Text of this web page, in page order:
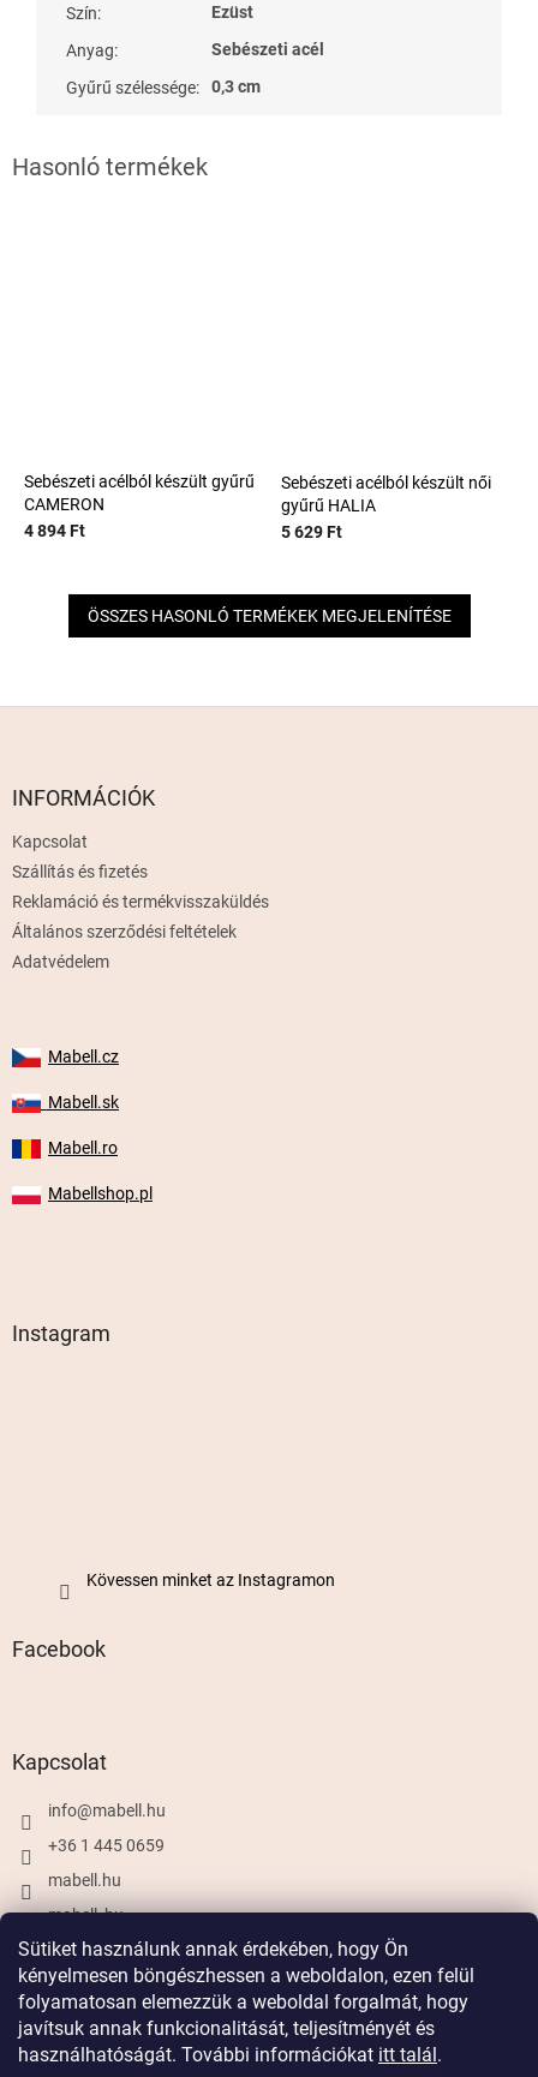
Sütiket használunk annak érdekében, hogy Ön
kényelmesen böngészhessen a weboldalon, ezen felül
folyamatosan elemezzük a weboldal forgalmát, hogy
javítsuk annak funkcionalitását, teljesítményét és
használhatóságát. További információkat itt talál.
Szín:
Ezüst
Anyag:
Sebészeti acél
Gyűrű szélessége: 0,3 cm
Sebészeti acélból készült gyűrű
CAMERON
4 894 Ft
Sebészeti acélból készült női
gyűrű HALIA
5 629 Ft
ÖSSZES HASONLÓ TERMÉKEK MEGJELENÍTÉSE
INFORMÁCIÓK
Kapcsolat
Szállítás és fizetés
Reklamáció és termékvisszaküldés
Általános szerződési feltételek
Adatvédelem
Mabell.cz
Mabell.sk
Mabell.ro
Mabellshop.pl
Instagram
Kövessen minket az Instagramon
Facebook
Kapcsolat
info@mabell.hu
+36 1 445 0659
mabell.hu
mabell_hu
Shoptet készítette